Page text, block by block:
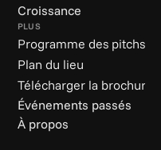
Croissance
PLUS
Programme des pitchs
Plan du lieu
Télécharger la brochure
Événements passés
À propos